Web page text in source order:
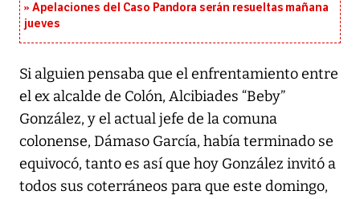
Apelaciones del Caso Pandora serán resueltas mañana
jueves
Si alguien pensaba que el enfrentamiento entre
el ex alcalde de Colón, Alcibiades “Beby”
González, y el actual jefe de la comuna
colonense, Dámaso García, había terminado se
equivocó, tanto es así que hoy González invitó a
todos sus coterráneos para que este domingo,